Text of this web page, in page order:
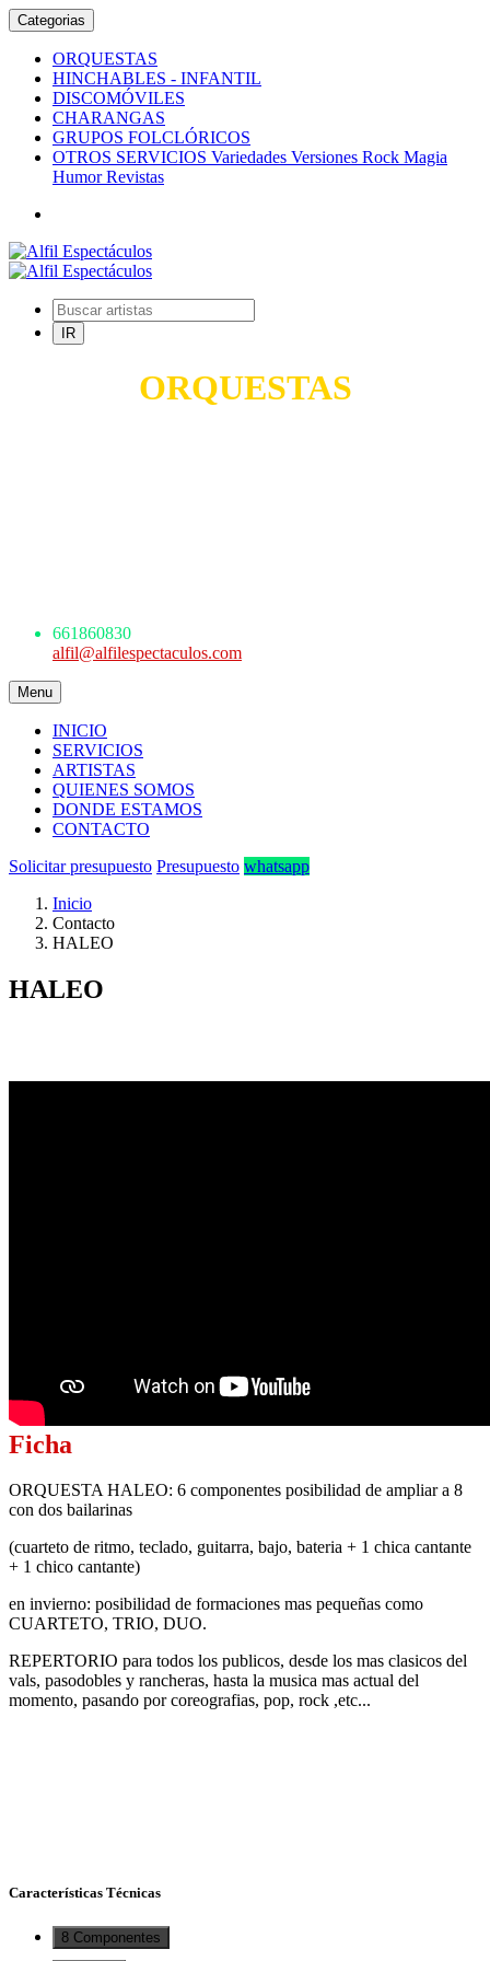
Categorias
ORQUESTAS
HINCHABLES - INFANTIL
DISCOMÓVILES
CHARANGAS
GRUPOS FOLCLÓRICOS
OTROS SERVICIOS Variedades Versiones Rock Magia
Humor Revistas
ORQUESTAS
661860830
alfil@alfilespectaculos.com
Menu
INICIO
SERVICIOS
ARTISTAS
QUIENES SOMOS
DONDE ESTAMOS
CONTACTO
Solicitar presupuesto Presupuesto whatsapp
Inicio
Contacto
HALEO
HALEO
Ficha
ORQUESTA HALEO: 6 componentes posibilidad de ampliar a 8
con dos bailarinas
(cuarteto de ritmo, teclado, guitarra, bajo, bateria + 1 chica cantante
+ 1 chico cantante)
en invierno: posibilidad de formaciones mas pequeñas como
CUARTETO, TRIO, DUO.
REPERTORIO para todos los publicos, desde los mas clasicos del
vals, pasodobles y rancheras, hasta la musica mas actual del
momento, pasando por coreografias, pop, rock ,etc...
Características Técnicas
8 Componentes